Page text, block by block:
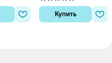
Купить